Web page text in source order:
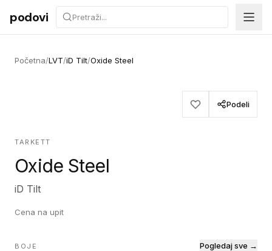
Preskoči na sadržaj
podovi
Početna/LVT/iD Tilt/Oxide Steel
Podeli
TARKETT
Oxide Steel
iD Tilt
Cena na upit
BOJE Pogledaj sve →